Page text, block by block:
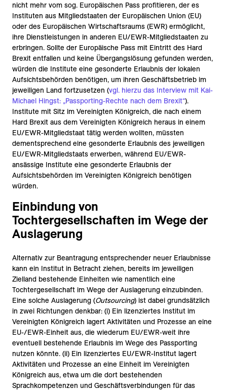
nicht mehr vom sog. Europäischen Pass profitieren, der es
Instituten aus Mitgliedstaaten der Europäischen Union (EU)
oder des Europäischen Wirtschaftsraums (EWR) ermöglicht,
ihre Dienstleistungen in anderen EU/EWR-Mitgliedstaaten zu
erbringen. Sollte der Europäische Pass mit Eintritt des Hard
Brexit entfallen und keine Übergangslösung gefunden werden,
würden die Institute eine gesonderte Erlaubnis der lokalen
Aufsichtsbehörden benötigen, um ihren Geschäftsbetrieb im
jeweiligen Land fortzusetzen (vgl. hierzu das Interview mit Kai-
Michael Hingst: „Passporting-Rechte nach dem Brexit“).
Institute mit Sitz im Vereinigten Königreich, die nach einem
Hard Brexit aus dem Vereinigten Königreich heraus in einem
EU/EWR-Mitgliedstaat tätig werden wollten, müssten
dementsprechend eine gesonderte Erlaubnis des jeweiligen
EU/EWR-Mitgliedstaats erwerben, während EU/EWR-
ansässige Institute eine gesonderte Erlaubnis der
Aufsichtsbehörden im Vereinigten Königreich benötigen
würden.
Einbindung von
Tochtergesellschaften im Wege der
Auslagerung
Alternativ zur Beantragung entsprechender neuer Erlaubnisse
kann ein Institut in Betracht ziehen, bereits im jeweiligen
Zielland bestehende Einheiten wie namentlich eine
Tochtergesellschaft im Wege der Auslagerung einzubinden.
Eine solche Auslagerung (Outsourcing) ist dabei grundsätzlich
in zwei Richtungen denkbar: (i) Ein lizenziertes Institut im
Vereinigten Königreich lagert Aktivitäten und Prozesse an eine
EU-/EWR-Einheit aus, die wiederum EU/EWR-weit ihre
eventuell bestehende Erlaubnis im Wege des Passporting
nutzen könnte. (ii) Ein lizenziertes EU/EWR-Institut lagert
Aktivitäten und Prozesse an eine Einheit im Vereinigten
Königreich aus, etwa um die dort bestehenden
Sprachkompetenzen und Geschäftsverbindungen für das